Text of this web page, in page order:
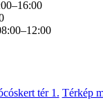
tér 1. Térkép